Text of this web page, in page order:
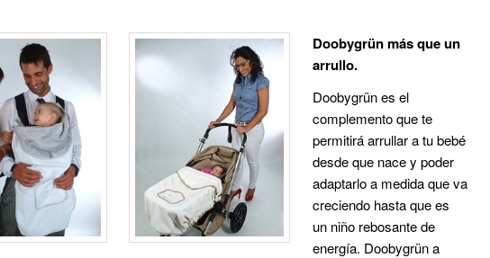
Doobygrün más que un
arrullo.
Doobygrün es el
complemento que te
permitirá arrullar a tu bebé
desde que nace y poder
adaptarlo a medida que va
creciendo hasta que es
un niño rebosante de
energía. Doobygrün a